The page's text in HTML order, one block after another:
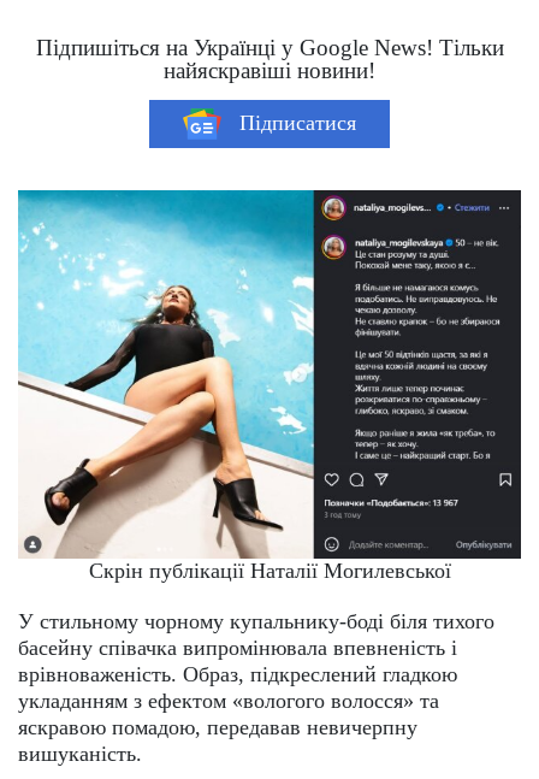
Підпишіться на Українці у Google News! Тільки
найяскравіші новини!
Підписатися
Скрін публікації Наталії Могилевської
У стильному чорному купальнику-боді біля тихого
басейну співачка випромінювала впевненість і
врівноваженість. Образ, підкреслений гладкою
укладанням з ефектом «вологого волосся» та
яскравою помадою, передавав невичерпну
вишуканість.